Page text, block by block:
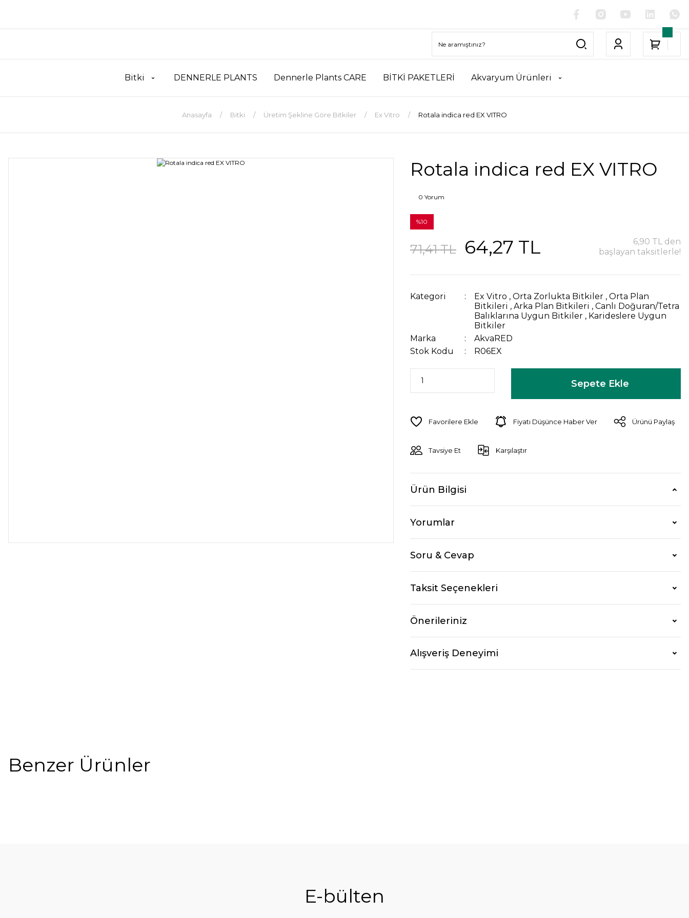
Bitki DENNERLE PLANTS Dennerle Plants CARE BİTKİ PAKETLERİ Akvaryum Ürünleri
Anasayfa Bitki Üretim Şekline Göre Bitkiler Ex Vitro Rotala indica red EX VITRO
Rotala indica red EX VITRO
0 Yorum
%10
71,41 TL 64,27 TL
6,90 TL den
başlayan taksitlerle!
Kategori Ex Vitro , Orta Zorlukta Bitkiler , Orta Plan
Bitkileri , Arka Plan Bitkileri , Canlı Doğuran/Tetra
Balıklarına Uygun Bitkiler , Karideslere Uygun
Bitkiler
Marka
AkvaRED
Stok Kodu
R06EX
Sepete Ekle
Fiyatı Düşünce Haber Ver Ürünü Paylaş
Tavsiye Et Karşılaştır
Ürün Bilgisi
Yorumlar
Soru & Cevap
Taksit Seçenekleri
Önerileriniz
Alışveriş Deneyimi
Benzer Ürünler
E-bülten